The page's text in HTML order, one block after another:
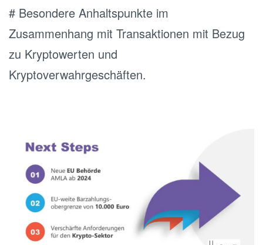
# Besondere Anhaltspunkte im
Zusammenhang mit Transaktionen mit Bezug
zu Kryptowerten und
Kryptoverwahrgeschäften.